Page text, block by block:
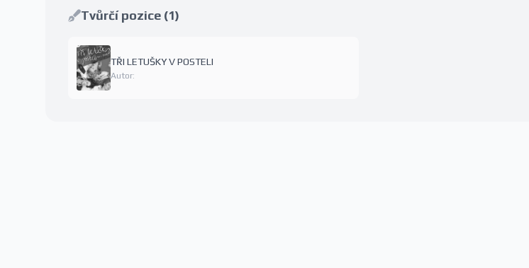
Tvůrčí pozice (1)
TŘI LETUŠKY V POSTELI
Autor: